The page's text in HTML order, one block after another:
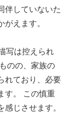
伴していないた
えます。
写は控えられ
のの、家族の
れており、必要
す。 この慎重
じさせます。